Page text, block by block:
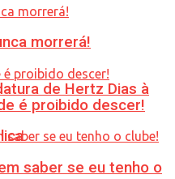
de Hertz Dias à
morrerá!
é proibido descer!
saber se eu tenho o